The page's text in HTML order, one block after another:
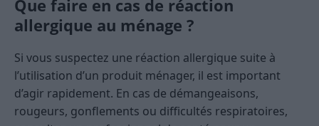
Que faire en cas de réaction
allergique au ménage ?
Si vous suspectez une réaction allergique suite à
l’utilisation d’un produit ménager, il est important
d’agir rapidement. En cas de démangeaisons,
rougeurs, gonflements ou difficultés respiratoires,